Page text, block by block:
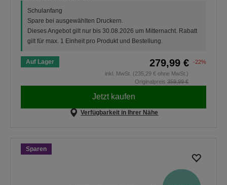
Schulanfang
Spare bei ausgewählten Druckern.
Dieses Angebot gilt nur bis 30.08.2026 um Mitternacht. Rabatt
gilt für max. 1 Einheit pro Produkt und Bestellung.
Auf Lager 279,99 €
-22%
inkl. MwSt. (235,29 € ohne MwSt.)
Originalpreis 359,99 €
Jetzt kaufen
Verfügbarkeit in Ihrer Nähe
Sparen